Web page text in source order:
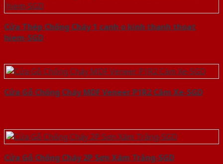
Cửa Thép Chống Cháy 1 canh o kinh thanh thoat
hiem-SGD
Cửa Gỗ Chống Cháy MDF Veneer P1R2 Căm Xe-SGD
Cửa Gỗ Chống Cháy 2P Sơn Xám Trắng-SGD